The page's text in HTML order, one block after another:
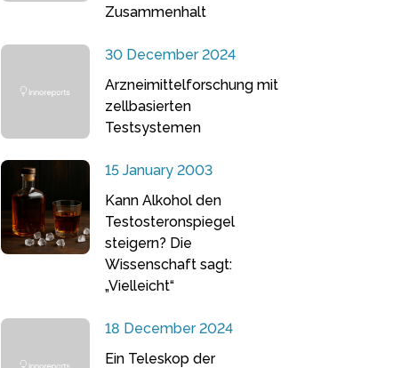
Zusammenhalt
30 December 2024
Arzneimittelforschung mit
zellbasierten
Testsystemen
15 January 2003
Kann Alkohol den
Testosteronspiegel
steigern? Die
Wissenschaft sagt:
„Vielleicht“
18 December 2024
Ein Teleskop der